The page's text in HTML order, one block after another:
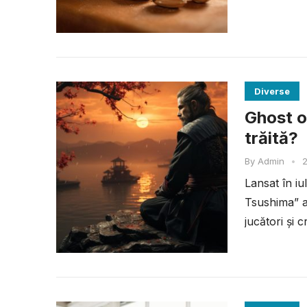
Diverse
Ghost
trăită?
By Admin •
Lansat în
Tsushima”
jucători și